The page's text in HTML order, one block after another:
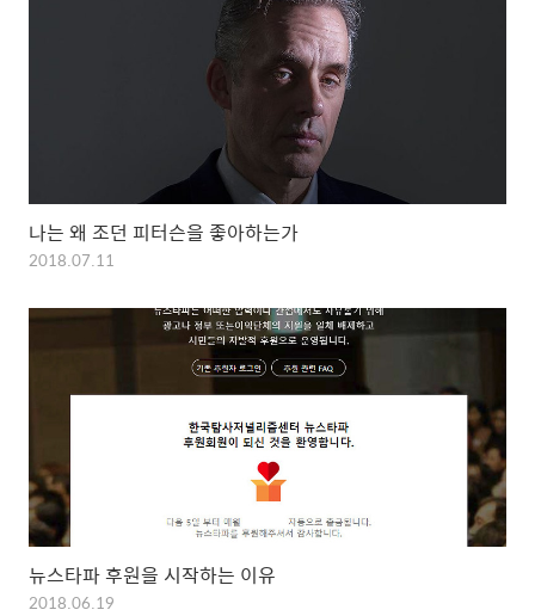
나는 왜 조던 피터슨을 좋아하는가
2018.07.11
뉴스타파 후원을 시작하는 이유
2018.06.19